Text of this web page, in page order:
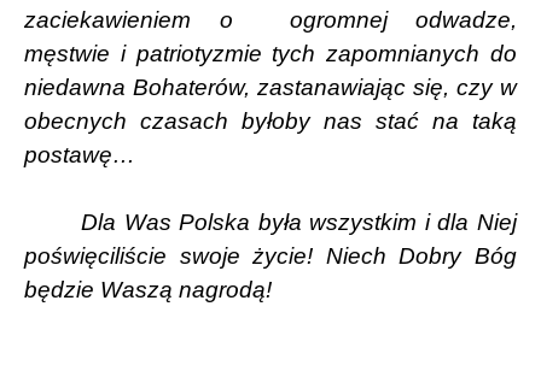
zaciekawieniem o
ogromnej odwadze,
męstwie i patriotyzmie tych zapomnianych do
niedawna Bohaterów, zastanawiając się, czy w
obecnych czasach byłoby nas stać na taką
postawę…
Dla Was Polska była wszystkim i dla Niej
poświęciliście swoje życie! Niech Dobry Bóg
będzie Waszą nagrodą!